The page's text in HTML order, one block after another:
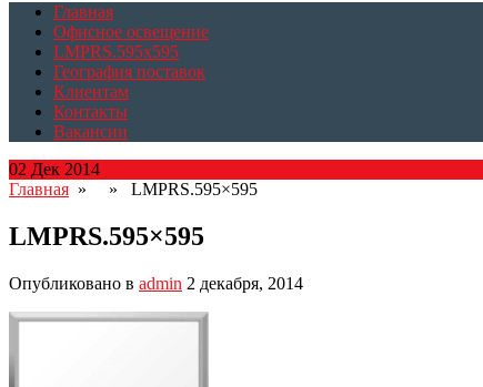
Главная
Офисное освещение
LMPRS.595x595
География поставок
Клиентам
Контакты
Вакансии
02 Дек 2014
Главная » » LMPRS.595×595
LMPRS.595×595
Опубликовано в admin 2 декабря, 2014